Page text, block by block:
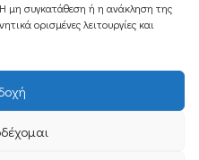
μη συγκατάθεση ή η ανάκληση της
ορισμένες λειτουργίες και
byKnowledge A.E.